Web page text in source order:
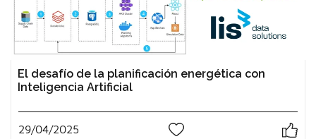
El desafío de la planificación energética con
Inteligencia Artificial
29/04/2025